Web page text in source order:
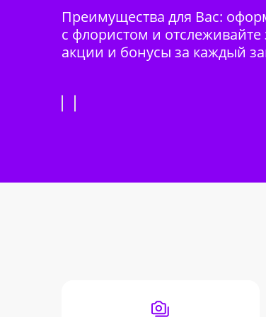
Преимущества для Вас:
с флористом и
акции и бонусы за каждый